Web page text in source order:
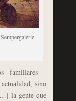
-
sino
la gente que